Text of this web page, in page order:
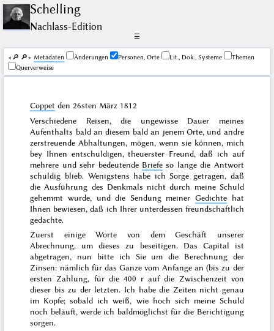
Schelling
Nachlass-Edition
☰
🔎︎ 🔎︎ Me­ta­da­ten Änderungen Personen, Orte Lit., Dok., Systeme
Themen
Querverweise
Coppet den26sten März 1812
Verschiedene Reisen, die ungewisse Dauer meines
Aufenthalts bald an diesem bald an jenem Orte, und andre
zerstreuende Abhaltungen, mögen, wenn sie können, mich
bey Ihnen entschuldigen, theuerster Freund, daß ich auf
mehrere und sehr bedeutende Briefe so lange die Antwort
schuldig blieb. Wenigstens habe ich Sorge getragen, daß
die Ausführung des Denkmals nicht durch meine Schuld
gehemmt wurde, und die Sendung meinerGedichte hat
Ihnen bewiesen, daß ich Ihrer unterdessen freundschaftlich
gedachte.
Zuerst einige Worte von dem Geschäft unserer
Abrechnung, um dieses zu beseitigen. Das Capital ist
abgetragen, nun bitte ich Sie um die Berechnung der
Zinsen: nämlich für das Ganze vom Anfange an (bis zu der
ersten Zahlung, für die 400 r auf die Zwischenzeit von
dieser bis zu der letzten. Ich habe die Zeiten nicht genau
im Kopfe; sobald ich weiß, wie hoch sich meine Schuld
noch beläuft, werde ich baldmöglichst für die Berichtigung
sorgen.